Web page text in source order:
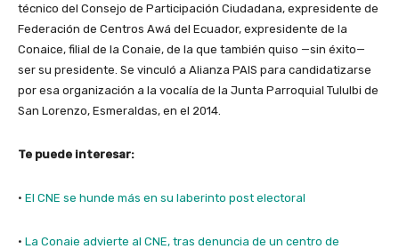
técnico del Consejo de Participación Ciudadana, expresidente de
Federación de Centros Awá del Ecuador, expresidente de la
Conaice, filial de la Conaie, de la que también quiso —sin éxito—
ser su presidente. Se vinculó a Alianza PAIS para candidatizarse
por esa organización a la vocalía de la Junta Parroquial Tululbi de
San Lorenzo, Esmeraldas, en el 2014.
Te puede interesar:
· El CNE se hunde más en su laberinto post electoral
· La Conaie advierte al CNE, tras denuncia de un centro de